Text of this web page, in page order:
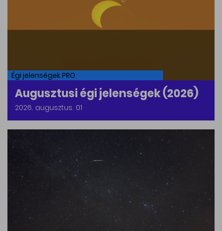
Égi jelenségek PRO
Augusztusi égi jelenségek (2026)
2026. augusztus. 01